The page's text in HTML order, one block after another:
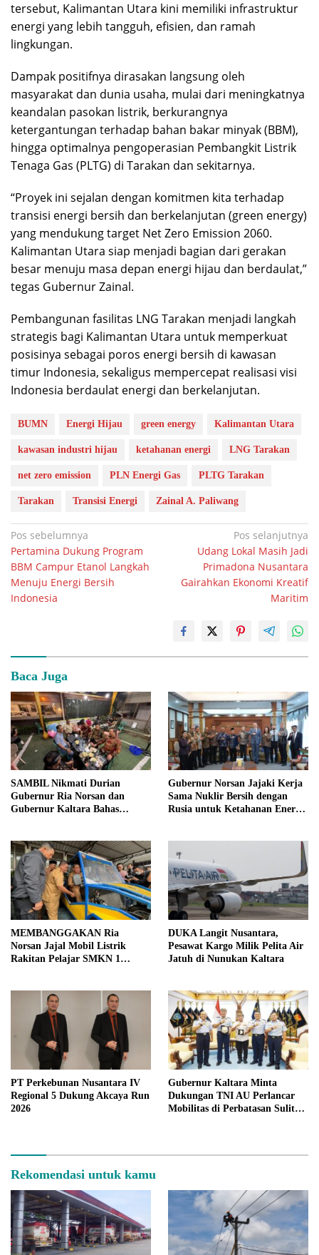
tersebut, Kalimantan Utara kini memiliki infrastruktur
energi yang lebih tangguh, efisien, dan ramah
lingkungan.
Dampak positifnya dirasakan langsung oleh
masyarakat dan dunia usaha, mulai dari meningkatnya
keandalan pasokan listrik, berkurangnya
ketergantungan terhadap bahan bakar minyak (BBM),
hingga optimalnya pengoperasian Pembangkit Listrik
Tenaga Gas (PLTG) di Tarakan dan sekitarnya.
“Proyek ini sejalan dengan komitmen kita terhadap
transisi energi bersih dan berkelanjutan (green energy)
yang mendukung target Net Zero Emission 2060.
Kalimantan Utara siap menjadi bagian dari gerakan
besar menuju masa depan energi hijau dan berdaulat,”
tegas Gubernur Zainal.
Pembangunan fasilitas LNG Tarakan menjadi langkah
strategis bagi Kalimantan Utara untuk memperkuat
posisinya sebagai poros energi bersih di kawasan
timur Indonesia, sekaligus mempercepat realisasi visi
Indonesia berdaulat energi dan berkelanjutan.
BUMN Energi Hijau green energy Kalimantan Utara
kawasan industri hijau ketahanan energi LNG Tarakan
net zero emission PLN Energi Gas PLTG Tarakan
Tarakan Transisi Energi Zainal A. Paliwang
Navigasi
pos
Pos sebelumnya
Pertamina Dukung Program
BBM Campur Etanol Langkah
Menuju Energi Bersih
Indonesia
Pos selanjutnya
Udang Lokal Masih Jadi
Primadona Nusantara
Gairahkan Ekonomi Kreatif
Maritim
Baca Juga
SAMBIL Nikmati Durian
Gubernur Ria Norsan dan
Gubernur Kaltara Bahas
Gubernur Norsan Jajaki Kerja
Sama Nuklir Bersih dengan
Rusia untuk Ketahanan Energi
MEMBANGGAKAN Ria
Norsan Jajal Mobil Listrik
Rakitan Pelajar SMKN 1
DUKA Langit Nusantara,
Pesawat Kargo Milik Pelita Air
Jatuh di Nunukan Kaltara
PT Perkebunan Nusantara IV
Regional 5 Dukung Akcaya Run
2026
Gubernur Kaltara Minta
Dukungan TNI AU Perlancar
Mobilitas di Perbatasan Sulit
Rekomendasi untuk kamu